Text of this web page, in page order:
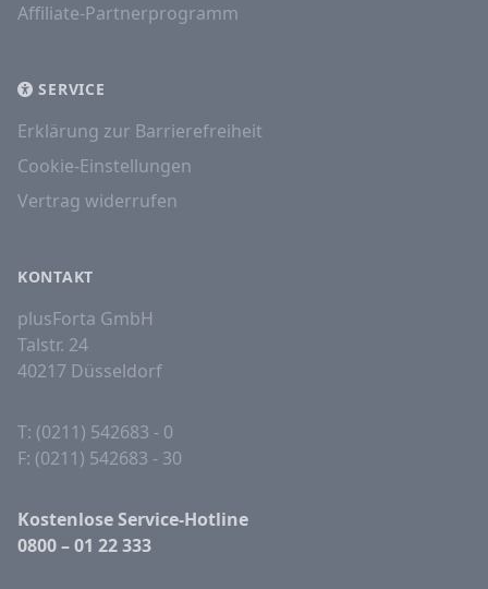
Affiliate-Partnerprogramm
SERVICE
Erklärung zur Barrierefreiheit
Cookie-Einstellungen
Vertrag widerrufen
KONTAKT
plusForta GmbH
Talstr. 24
40217 Düsseldorf
T: (0211) 542683 - 0
F: (0211) 542683 - 30
Kostenlose Service-Hotline
0800 – 01 22 333